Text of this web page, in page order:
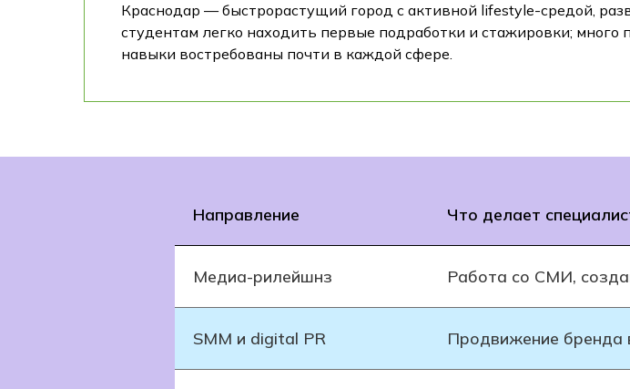
Краснодар — быстрорастущий город с активной lifestyle-средой,
студентам легко находить первые подработки и стажировки;
навыки востребованы почти в каждой сфере.
Направление Что делает
Медиа-рилейшнз Работа со СМИ,
SMM и digital PR Продвижение бренда